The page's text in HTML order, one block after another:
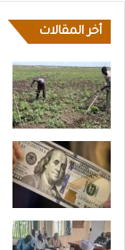
أخر المقالات